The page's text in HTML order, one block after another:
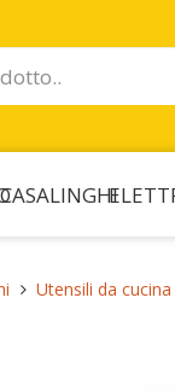
CASALINGHI
Utensili da cucina